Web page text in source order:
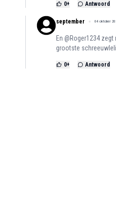
0+ Antwoord
september 04 oktober
En @Roger1234
grootste
0+ Antwoord